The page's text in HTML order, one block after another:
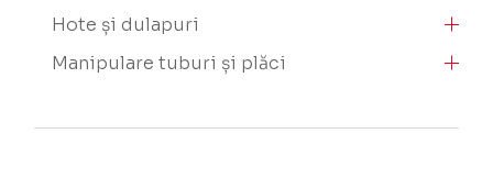
Hote și dulapuri
Manipulare tuburi și plăci